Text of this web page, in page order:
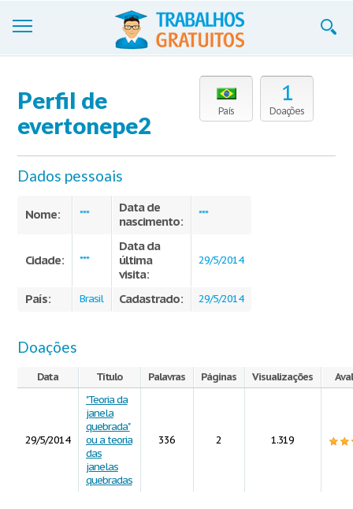
Cadastre-se
Blog
Contate-nos
País
1
Doações
Perfil de
evertonepe2
Dados pessoais
Nome: ***
Data de
nascimento:
***
Cidade: ***
Data da
última
visita:
29/5/2014
País: Brasil Cadastrado: 29/5/2014
Doações
Data Título Palavras Páginas Visualizações
29/5/2014
"Teoria da
janela
quebrada"
ou a teoria
das
janelas
quebradas
336 2 1.319